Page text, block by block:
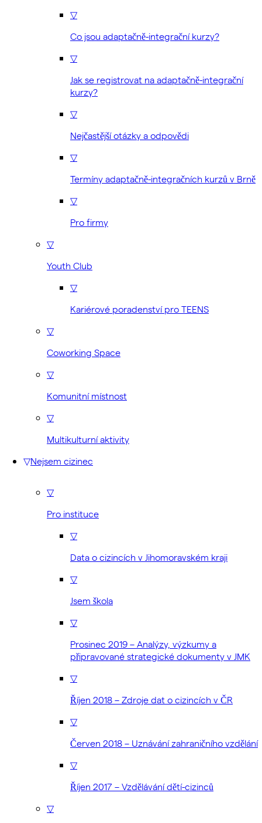
▽
Co jsou adaptačně-integrační kurzy?
▽
Jak se registrovat na adaptačně-integrační
kurzy?
▽
Nejčastější otázky a odpovědi
▽
Termíny adaptačně-integračních kurzů v Brně
▽
Pro firmy
▽
Youth Club
▽
Kariérové poradenství pro TEENS
▽
Coworking Space
▽
Komunitní místnost
▽
Multikulturní aktivity
▽Nejsem cizinec
▽
Pro instituce
▽
Data o cizincích v Jihomoravském kraji
▽
Jsem škola
▽
Prosinec 2019 – Analýzy, výzkumy a
připravované strategické dokumenty v JMK
▽
Říjen 2018 – Zdroje dat o cizincích v ČR
▽
Červen 2018 – Uznávání zahraničního vzdělání
▽
Říjen 2017 – Vzdělávání dětí-cizinců
▽